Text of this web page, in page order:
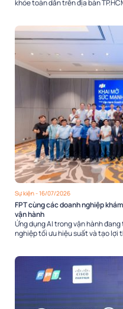
khỏe toàn dân trên địa bàn
Sự kiện- 16/07/2026
FPT cùng các doanh nghiệp
vận hành
Ứng dụng AI trong vận hành
nghiệp tối ưu hiệu suất và tạo lợi